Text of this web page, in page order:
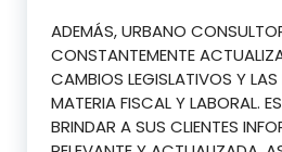
ADEMÁS, URBANO
CONSTANTEMENTE
CAMBIOS LEGISLATIVOS Y LAS
MATERIA FISCAL Y LABORAL.
BRINDAR A SUS CLIENTES